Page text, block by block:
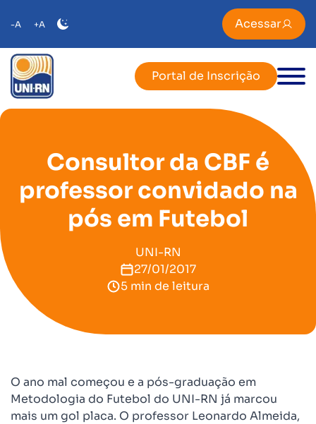
-A +A Acessar
Portal de Inscrição
Consultor da CBF é
professor convidado na
pós em Futebol
UNI-RN
27/01/2017
5 min de leitura
O ano mal começou e a pós-graduação em
Metodologia do Futebol do UNI-RN já marcou
mais um gol placa. O professor Leonardo Almeida,